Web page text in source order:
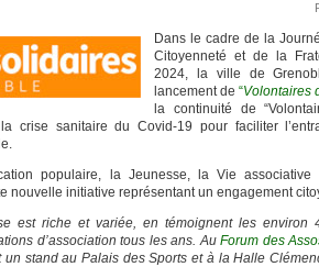
Dans le cadre de la
Citoyenneté et de la
2024, la ville de
lancement de “Volontaires
la continuité de
crise sanitaire du Covid-19 pour faciliter
populaire, la Jeunesse, la Vie
nouvelle initiative représentant un engagement
est riche et variée, en témoignent les environ
d’association tous les ans. AuForum des
stand au Palais des Sports et à la Halle